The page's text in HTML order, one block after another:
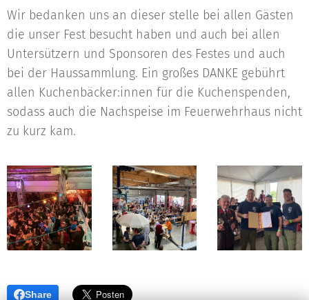
Wir bedanken uns an dieser stelle bei allen Gästen
die unser Fest besucht haben und auch bei allen
Untersützern und Sponsoren des Festes und auch
bei der Haussammlung. Ein großes DANKE gebührt
allen Kuchenbäcker:innen für die Kuchenspenden,
sodass auch die Nachspeise im Feuerwehrhaus nicht
zu kurz kam.
Share